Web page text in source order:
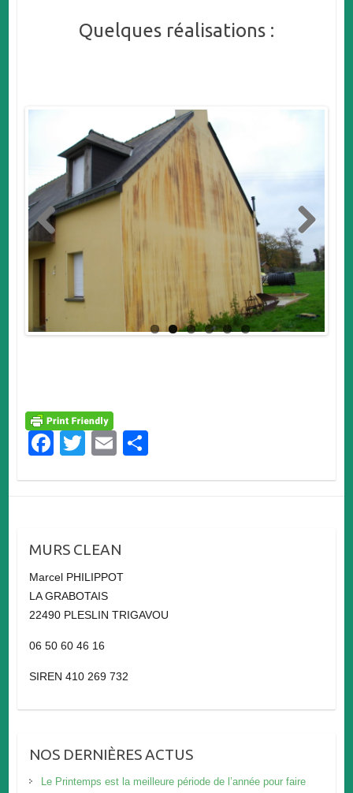
Quelques réalisations :
Previo
us
Next
F
b
o
o
k
T
E
MURS CLEAN
Marcel PHILIPPOT
LA GRABOTAIS
22490 PLESLIN TRIGAVOU
06 50 60 46 16
SIREN 410 269 732
NOS DERNIÈRES ACTUS
Le Printemps est la meilleure période de l’année pour faire